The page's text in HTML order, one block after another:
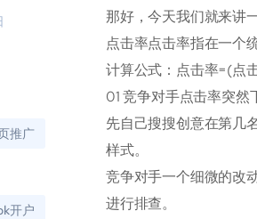
那好，今天我们就来讲
点击率点击率指在一个
计算公式：点击率=(点
01 竞争对手点击率突然
先自己搜搜创意在第几
样式。
竞争对手一个细微的改
进行排查。
推广
开户